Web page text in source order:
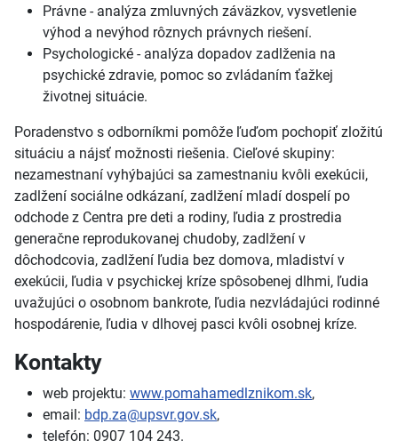
Právne - analýza zmluvných záväzkov, vysvetlenie
výhod a nevýhod rôznych právnych riešení.
Psychologické - analýza dopadov zadlženia na
psychické zdravie, pomoc so zvládaním ťažkej
životnej situácie.
Poradenstvo s odborníkmi pomôže ľuďom pochopiť zložitú
situáciu a nájsť možnosti riešenia. Cieľové skupiny:
nezamestnaní vyhýbajúci sa zamestnaniu kvôli exekúcii,
zadlžení sociálne odkázaní, zadlžení mladí dospelí po
odchode z Centra pre deti a rodiny, ľudia z prostredia
generačne reprodukovanej chudoby, zadlžení v
dôchodcovia, zadlžení ľudia bez domova, mladiství v
exekúcii, ľudia v psychickej kríze spôsobenej dlhmi, ľudia
uvažujúci o osobnom bankrote, ľudia nezvládajúci rodinné
hospodárenie, ľudia v dlhovej pasci kvôli osobnej kríze.
Kontakty
web projektu: www.pomahamedlznikom.sk,
email: bdp.za@upsvr.gov.sk,
telefón: 0907 104 243.